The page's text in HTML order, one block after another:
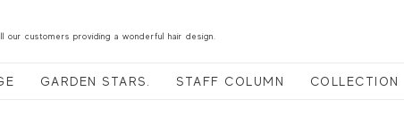
customers providing a wonderful hair design.
GARDEN STARS. STAFF COLUMN COLLECTION